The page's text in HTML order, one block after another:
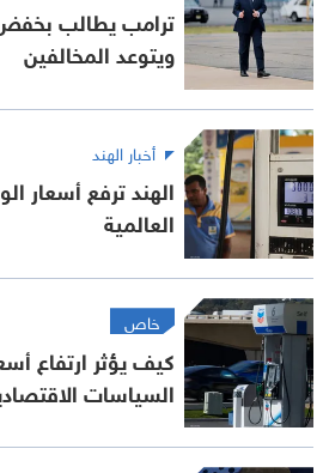
ترامب يطالب
ويتوعد المخالفين
أخبار الهند
الهند ترفع أسعار
العالمية
خاص
كيف يؤثر ارتفاع
السياسات